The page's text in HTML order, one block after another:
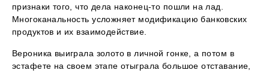
признаки того, что дела наконец-то пошли на лад.
Многоканальность усложняет модификацию банковских
продуктов и их взаимодействие.
Вероника выиграла золото в личной гонке, а потом в
эстафете на своем этапе отыграла большое отставание,